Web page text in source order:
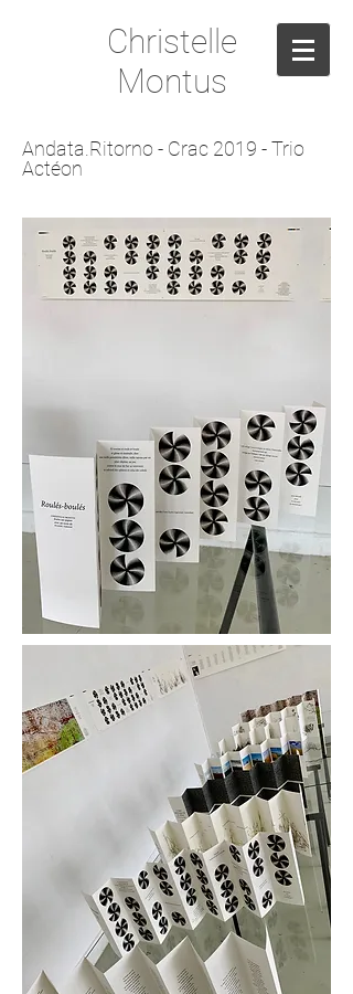
Christelle
Montus
Andata.Ritorno - Crac 2019 - Trio
Actéon